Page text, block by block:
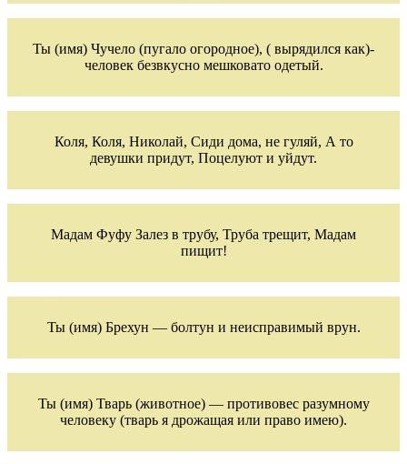
Ты (имя) Чучело (пугало огородное), ( вырядился как)-
человек безвкусно мешковато одетый.
Коля, Коля, Николай, Сиди дома, не гуляй, А то
девушки придут, Поцелуют и уйдут.
Мадам Фуфу Залез в трубу, Труба трещит, Мадам
пищит!
Ты (имя) Брехун — болтун и неисправимый врун.
Ты (имя) Тварь (животное) — противовес разумному
человеку (тварь я дрожащая или право имею).